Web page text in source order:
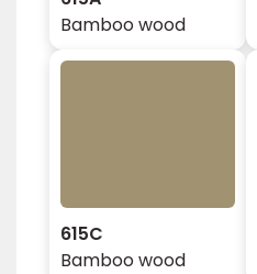
Bamboo wood
615C
Bamboo wood